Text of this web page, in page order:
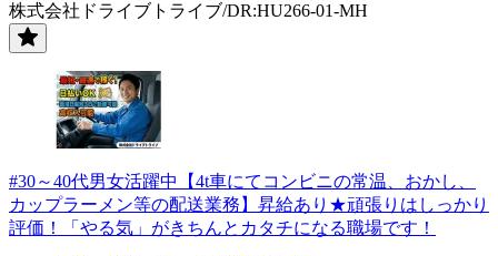
株式会社ドライブトライブ/DR:HU266-01-MH
#30～40代男女活躍中【4t車にてコンビニの常温、おかし、
カップラーメン等の配送業務】昇給あり★頑張りはしっかり
評価！「やる気」がきちんとカタチになる職場です！